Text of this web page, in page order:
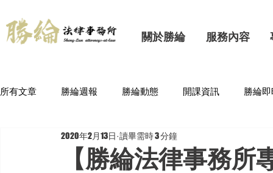
關於勝綸 服務內容
所有文章 勝綸週報 勝綸動態 開課資訊 勝綸
【勝綸法律事務
2020年2月13日 讀畢需時 3 分鐘